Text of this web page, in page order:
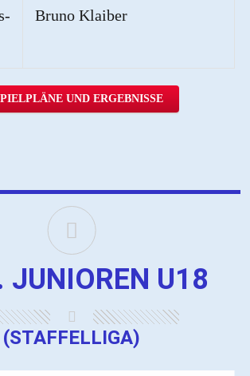
Bruno Klaiber
UND ERGEBNISSE
JUNIOREN U18
(STAFFELLIGA)